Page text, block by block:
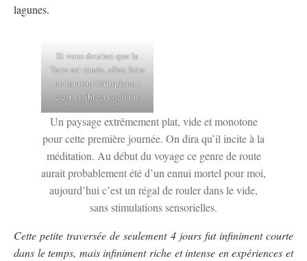
lagunes.
Si vous doutiez que la
Terre est ronde, allez faire
un tour sur l’Altiplano :
c’est visible à l’oeil nu.
Un paysage extrêmement plat, vide et monotone
pour cette première journée. On dira qu’il incite à la
méditation. Au début du voyage ce genre de route
aurait probablement été d’un ennui mortel pour moi,
aujourd’hui c’est un régal de rouler dans le vide,
sans stimulations sensorielles.
Cette petite traversée de seulement 4 jours fut infiniment courte
dans le temps, mais infiniment riche et intense en expériences et